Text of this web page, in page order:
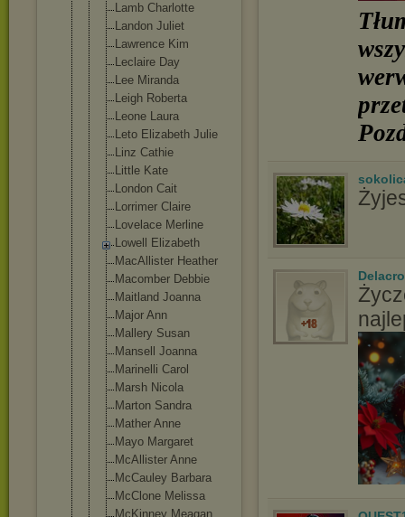
Lamb Charlotte
Landon Juliet
Lawrence Kim
Leclaire Day
Lee Miranda
Leigh Roberta
Leone Laura
Leto Elizabeth Julie
Linz Cathie
Little Kate
London Cait
Lorrimer Claire
Lovelace Merline
Lowell Elizabeth
MacAllister Heather
Macomber Debbie
Maitland Joanna
Major Ann
Mallery Susan
Mansell Joanna
Marinelli Carol
Marsh Nicola
Marton Sandra
Mather Anne
Mayo Margaret
McAllister Anne
McCauley Barbara
McClone Melissa
McKinney Meagan